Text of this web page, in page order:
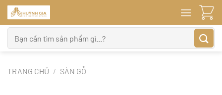
Bỏ
qua
nội
dung
kiếm:
TRANG CHỦ / SÀN GỖ